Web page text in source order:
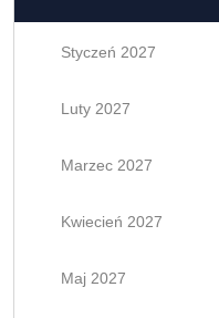
Styczeń 2027
Luty 2027
Marzec 2027
Kwiecień 2027
Maj 2027